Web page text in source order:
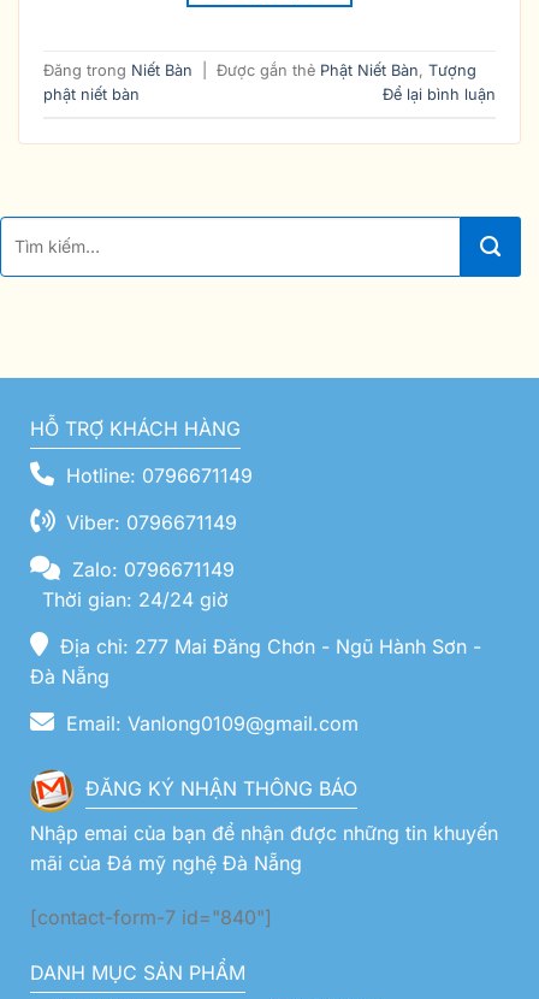
Đăng trong Niết Bàn Được gắn thẻ Phật Niết Bàn, Tượng
phật niết bàn
Để lại bình luận
HỖ TRỢ KHÁCH HÀNG
Hotline: 0796671149
Viber: 0796671149
Zalo: 0796671149
Thời gian: 24/24 giờ
Địa chỉ: 277 Mai Đăng Chơn - Ngũ Hành Sơn -
Đà Nẵng
Email: Vanlong0109@gmail.com
ĐĂNG KÝ NHẬN THÔNG BÁO
Nhập emai của bạn để nhận được những tin khuyến
mãi của Đá mỹ nghệ Đà Nẵng
[contact-form-7 id="840"]
DANH MỤC SẢN PHẨM